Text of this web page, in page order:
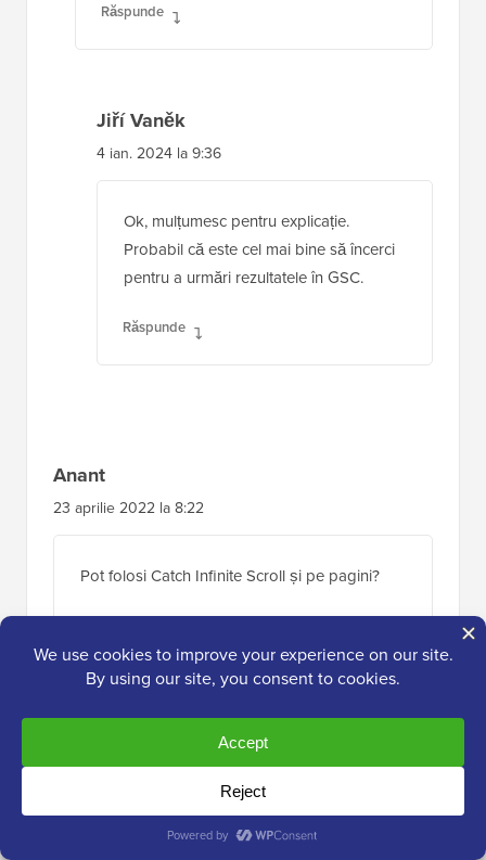
Răspunde
Jiří Vaněk
4 ian. 2024 la 9:36
Ok, mulțumesc pentru explicație.
Probabil că este cel mai bine să încerci
pentru a urmări rezultatele în GSC.
Răspunde
Anant
23 aprilie 2022 la 8:22
Pot folosi Catch Infinite Scroll și pe pagini?
Suport WPBeginner
25 apr. 2022 la 9:50
Dacă nu primim altfel, pluginul are o